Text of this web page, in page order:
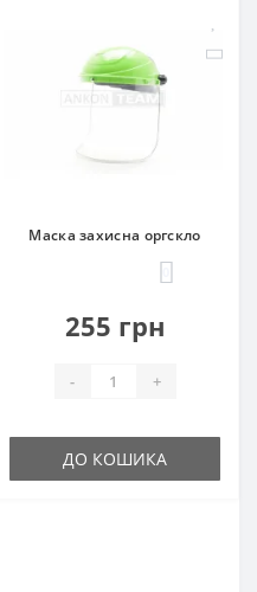
Маска захисна оргскло
255 грн
- +
ДО КОШИКА